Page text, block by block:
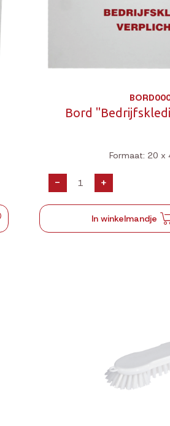
Bord
Formaat: 20 x
- +
In winkelmandje